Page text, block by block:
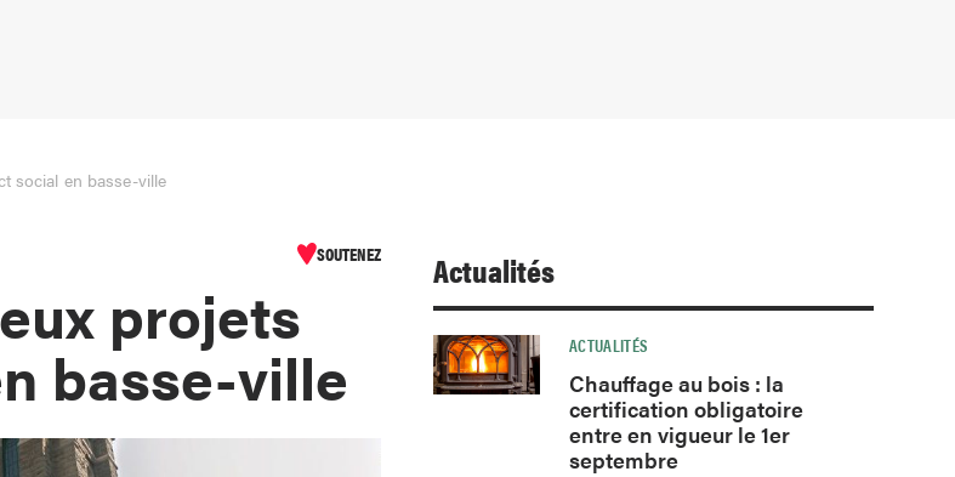
social en basse-ville
SOUTENEZ
projets
basse-ville
Actualités
ACTUALITÉS
Chauffage au bois : la
certification obligatoire
entre en vigueur le 1er
septembre